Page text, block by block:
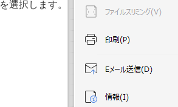
を選択します。